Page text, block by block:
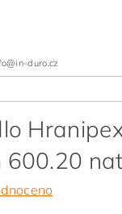
duro.cz
600.20